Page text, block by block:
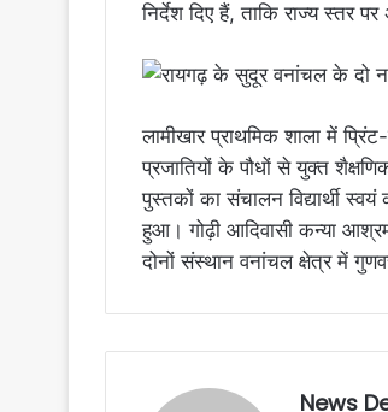
निर्देश दिए हैं, ताकि राज्य स्तर
लामीखार प्राथमिक शाला में
प्रजातियों के पौधों से युक्त
पुस्तकों का संचालन विद्यार्थी
हुआ। गोढ़ी आदिवासी कन्या
दोनों संस्थान वनांचल क्षेत्र में
News